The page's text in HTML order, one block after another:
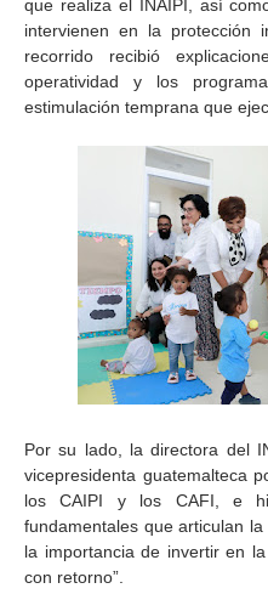
que realiza el INAIPI, así
intervienen en la protección
recorrido recibió
operatividad y los
estimulación temprana que
Por su lado, la directora del
vicepresidenta guatemalteca
los CAIPI y los CAFI, e
fundamentales que articulan
la importancia de invertir en
con retorno”.